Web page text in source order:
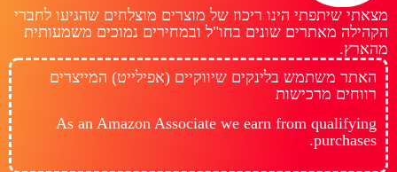
מצאתי שיתפתי הינו ריכוז של מוצרים מוצלחים שהגיעו לחברי
הקהילה מאתרים שונים בחו"ל ובמחירים נמוכים משמעותית
מהארץ.
האתר משתמש בלינקים שיווקיים (אפילייט) המייצרים
רווחים מרכישות
As an Amazon Associate we earn from qualifying
purchases.